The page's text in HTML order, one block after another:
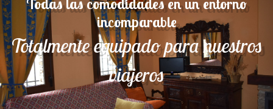
Todas las comodidades en un entorno
incomparable
Totalmente equipado para nuestros
viajeros